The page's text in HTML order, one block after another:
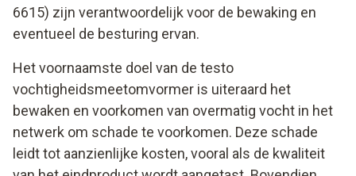
6615) zijn verantwoordelijk voor de bewaking en
eventueel de besturing ervan.
Het voornaamste doel van de testo
vochtigheidsmeetomvormer is uiteraard het
bewaken en voorkomen van overmatig vocht in het
netwerk om schade te voorkomen. Deze schade
leidt tot aanzienlijke kosten, vooral als de kwaliteit